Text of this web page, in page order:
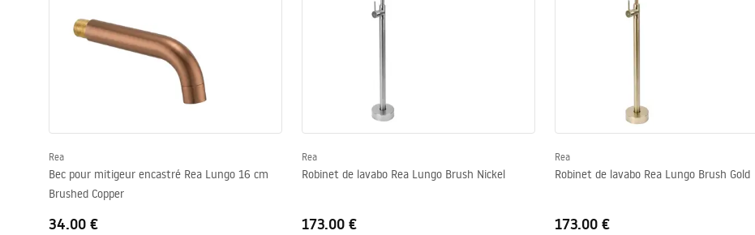
Rea
Bec pour mitigeur encastré Rea Lungo 16 cm
Brushed Copper
34.00 €
Rea
Robinet de lavabo Rea Lungo Brush Nickel
173.00 €
Rea
Robinet de lavabo Rea Lungo Brush Gold
173.00 €